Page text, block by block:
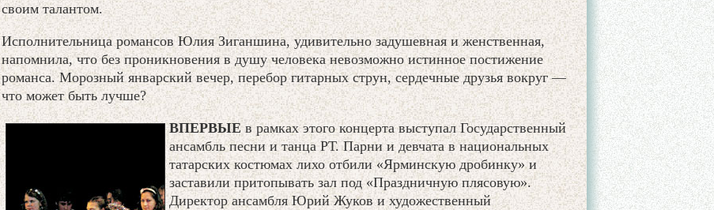
своим талантом.
Исполнительница романсов Юлия Зиганшина, удивительно задушевная и женственная,
напомнила, что без проникновения в душу человека невозможно истинное постижение
романса. Морозный январский вечер, перебор гитарных струн, сердечные друзья вокруг —
что может быть лучше?
ВПЕРВЫЕв рамках этого концерта выступал Государственный
ансамбль песни и танца РТ. Парни и девчата в национальных
татарских костюмах лихо отбили «Ярминскую дробинку» и
заставили притопывать зал под «Праздничную плясовую».
Директор ансамбля Юрий Жуков и художественный